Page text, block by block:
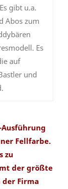
gibt u.a.
Abos zum
Es
auf
und
Fellfarbe.
zu
der größte
der Firma